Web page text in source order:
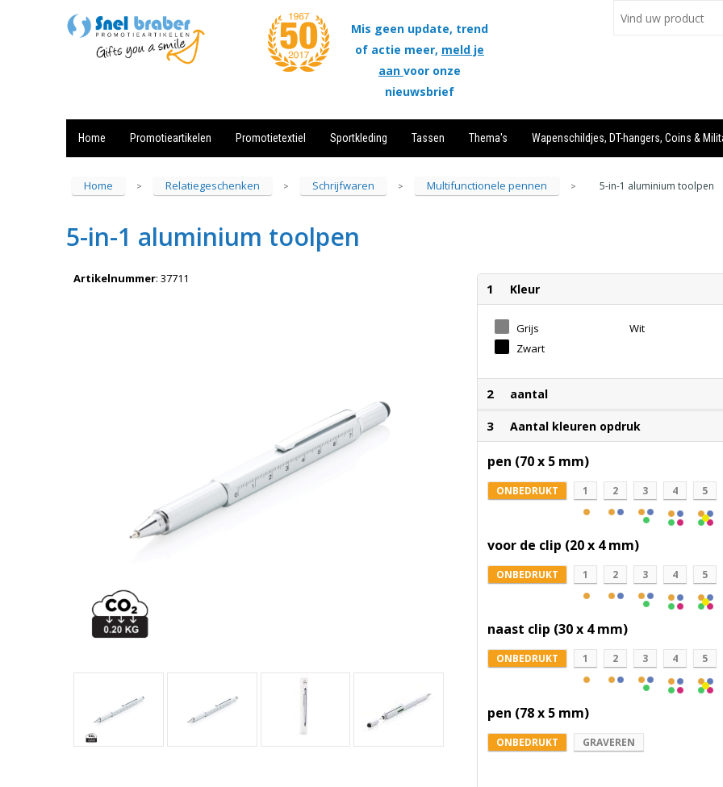
Mis geen update, trend
of actie meer, meld je
aan voor onze
nieuwsbrief
Home Promotieartikelen Promotietextiel Sportkleding Tassen Thema's Wapenschildjes, DT-hangers, Coins &
Home > Relatiegeschenken > Schrijfwaren > Multifunctionele pennen > 5-in-1 aluminium toolpen
5-in-1 aluminium toolpen
Artikelnummer: 37711
1 Kleur
Grijs
Wit
Zwart
2 aantal
3 Aantal kleuren opdruk
pen (70 x 5 mm)
ONBEDRUKT 1 2 3 4 5
voor de clip (20 x 4 mm)
ONBEDRUKT 1 2 3 4 5
naast clip (30 x 4 mm)
ONBEDRUKT 1 2 3 4 5
pen (78 x 5 mm)
ONBEDRUKT GRAVEREN